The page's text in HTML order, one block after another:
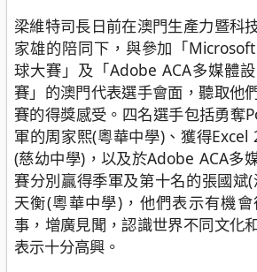
梁維特司長日前在澳門生產力暨科
家雄的陪同下，與參加「
球大賽」及「Adobe ACA多媒體
賽」的澳門代表選手會面，聽取他
賽的得獎感受。四名選手包括勇奪
軍的周家熙(粵華中學)、獲得
(慈幼中學)，以及於Adobe ACA多
賽分別贏得季軍及第十名的張國斌
天衡(粵華中學)，他們表示有機
事，增廣見聞，認識世界不同文化
表示十分高興。